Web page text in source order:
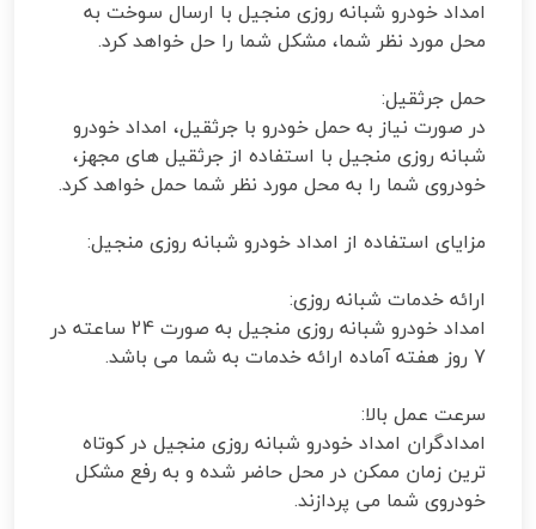
امداد خودرو شبانه روزی منجیل با ارسال سوخت به
محل مورد نظر شما، مشکل شما را حل خواهد کرد.
حمل جرثقیل:
در صورت نیاز به حمل خودرو با جرثقیل، امداد خودرو
شبانه روزی منجیل با استفاده از جرثقیل های مجهز،
خودروی شما را به محل مورد نظر شما حمل خواهد کرد.
مزایای استفاده از امداد خودرو شبانه روزی منجیل:
ارائه خدمات شبانه روزی:
امداد خودرو شبانه روزی منجیل به صورت 24 ساعته در
7 روز هفته آماده ارائه خدمات به شما می باشد.
سرعت عمل بالا:
امدادگران امداد خودرو شبانه روزی منجیل در کوتاه
ترین زمان ممکن در محل حاضر شده و به رفع مشکل
خودروی شما می پردازند.